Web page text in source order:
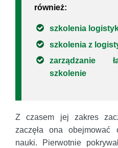
również:
szkolenia
szkolenia z
zarządzanie
szkolenie
Z czasem jej zakres
zaczęła ona
nauki. Pierwotnie